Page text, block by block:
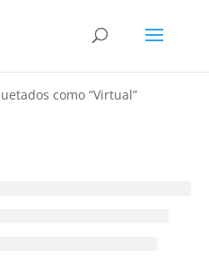
como “Virtual”